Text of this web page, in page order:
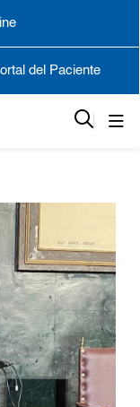
del Paciente